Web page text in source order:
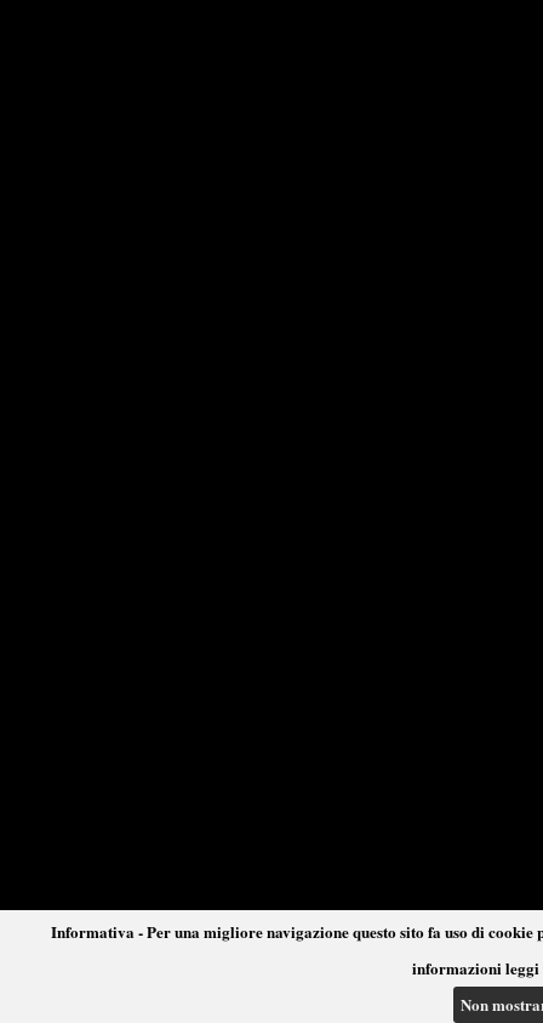
Informativa - Per una migliore navigazione questo sito fa uso di
informazioni leggi
Non